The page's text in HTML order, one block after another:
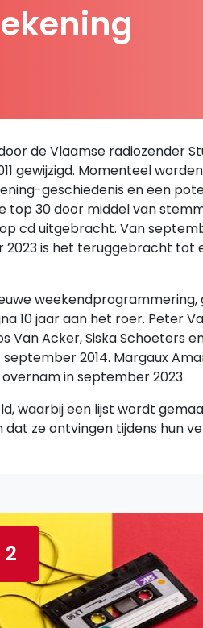
de Vlaamse radiozender
gewijzigd. Momenteel
geschiedenis en een
top 30 door middel van
cd uitgebracht. Van
is het teruggebracht
10 jaar aan het roer. Peter
Acker, Siska Schoeters
2014. Margaux
in september 2023.
waarbij een lijst wordt
ze ontvingen tijdens hun
2